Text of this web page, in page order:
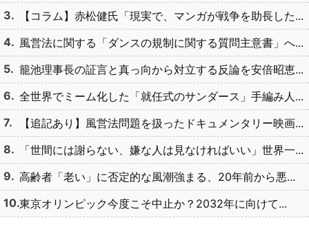
【コラム】赤松健氏「現実で、マンガが戦争を助長した...
風営法に関する「ダンスの規制に関する質問主意書」へ...
籠池理事長の証言と真っ向から対立する反論を安倍昭恵...
全世界でミーム化した「就任式のサンダース」手編み人...
【追記あり】風営法問題を扱ったドキュメンタリー映画...
「世間には謝らない、嫌な人は見なければいい」世界一...
高齢者「老い」に否定的な風潮強まる、20年前から悪...
東京オリンピック今度こそ中止か？2032年に向けて...